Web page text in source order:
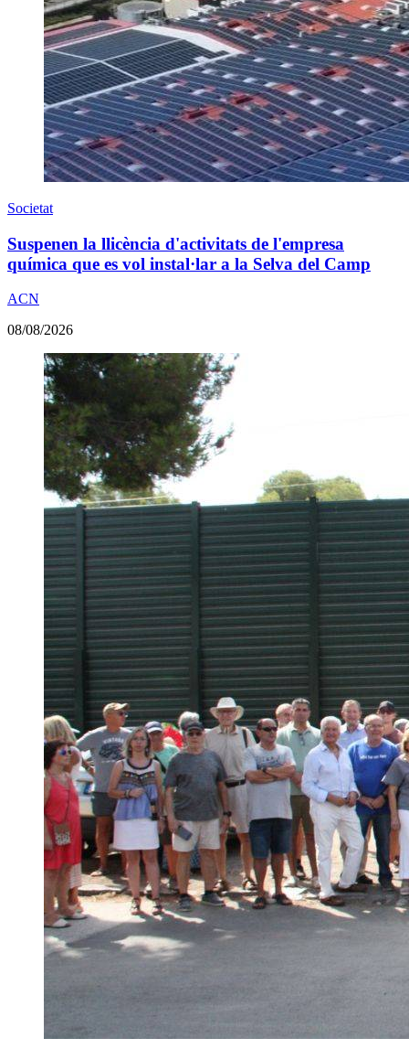
Societat
Suspenen la llicència d'activitats de l'empresa
química que es vol instal·lar a la Selva del Camp
ACN
08/08/2026